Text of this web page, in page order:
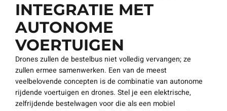
INTEGRATIE MET
AUTONOME
VOERTUIGEN
Drones zullen de bestelbus niet volledig vervangen; ze
zullen ermee samenwerken. Een van de meest
veelbelovende concepten is de combinatie van autonome
rijdende voertuigen en drones. Stel je een elektrische,
zelfrijdende bestelwagen voor die als een mobiel